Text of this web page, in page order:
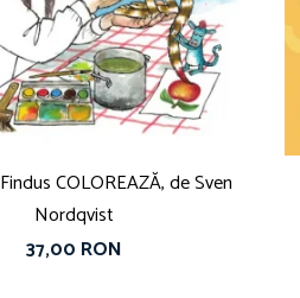
COLOREAZĂ, de Sven
Nordqvist
37,00 RON